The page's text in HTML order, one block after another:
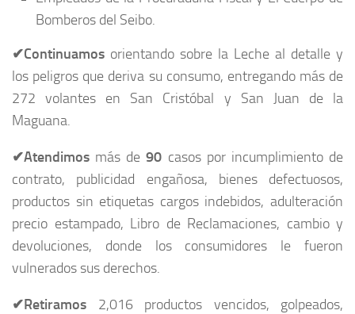
Bomberos del Seibo.
✔Continuamos orientando sobre la Leche al detalle y
los peligros que deriva su consumo, entregando más de
272 volantes en San Cristóbal y San Juan de la
Maguana.
✔Atendimos más de90 casos por incumplimiento de
contrato, publicidad engañosa, bienes defectuosos,
productos sin etiquetas cargos indebidos, adulteración
precio estampado, Libro de Reclamaciones, cambio y
devoluciones, donde los consumidores le fueron
vulnerados sus derechos.
✔Retiramos 2,016 productos vencidos, golpeados,